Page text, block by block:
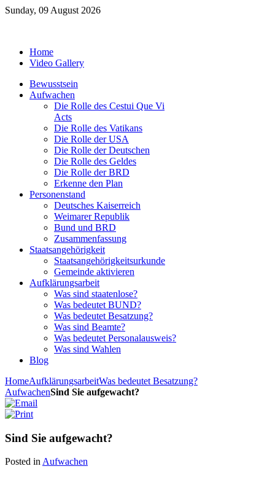
Sunday, 09 August 2026
Home
Video Gallery
Bewusstsein
Aufwachen
Die Rolle des Cestui Que Vi
Acts
Die Rolle des Vatikans
Die Rolle der USA
Die Rolle der Deutschen
Die Rolle des Geldes
Die Rolle der BRD
Erkenne den Plan
Personenstand
Deutsches Kaiserreich
Weimarer Republik
Bund und BRD
Zusammenfassung
Staatsangehörigkeit
Staatsangehörigkeitsurkunde
Gemeinde aktivieren
Aufklärungsarbeit
Was sind staatenlose?
Was bedeutet BUND?
Was bedeutet Besatzung?
Was sind Beamte?
Was bedeutet Personalausweis?
Was sind Wahlen
Blog
HomeAufklärungsarbeitWas bedeutet Besatzung?
AufwachenSind Sie aufgewacht?
Sind Sie aufgewacht?
Posted inAufwachen